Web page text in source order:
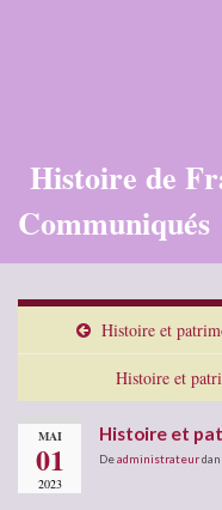
Histoire de
Communiqués
Histoire et
Histoire et
MAI
01
2023
Histoire et
Deadministrateur